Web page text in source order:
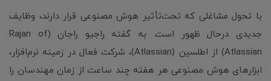
با تحول مشاغلی که تحت‌تأثیر هوش مصنوعی قرار دارند، وظایف
جدیدی درحال ظهور است. به گفته راجیو راجان (Rajan of
Atlassian) از اطلسین (Atlassian)، شرکت فعال در زمینه نرم‌افزار،
ابزارهای هوش مصنوعی هر هفته چند ساعت از زمان مهندسان را